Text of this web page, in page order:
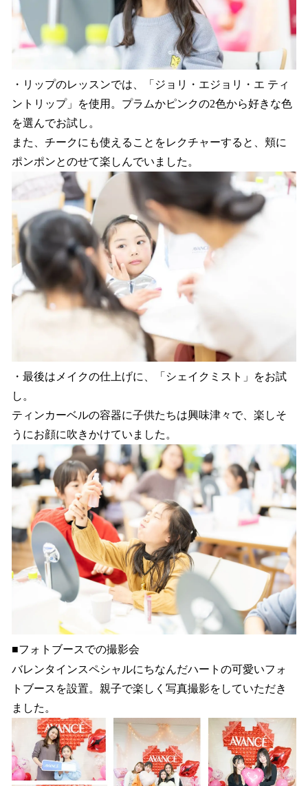
・リップのレッスンでは、「ジョリ・エジョリ・エ ティ
ントリップ」を使用。プラムかピンクの2色から好きな色
を選んでお試し。
また、チークにも使えることをレクチャーすると、頬に
ポンポンとのせて楽しんでいました。
・最後はメイクの仕上げに、「シェイクミスト」をお試
し。
ティンカーベルの容器に子供たちは興味津々で、楽しそ
うにお顔に吹きかけていました。
■フォトブースでの撮影会
バレンタインスペシャルにちなんだハートの可愛いフォ
トブースを設置。親子で楽しく写真撮影をしていただき
ました。